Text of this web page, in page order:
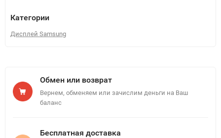
Категории
Дисплей Samsung
Обмен или возврат
Вернем, обменяем или зачислим деньги на Ваш
баланс
Бесплатная доставка